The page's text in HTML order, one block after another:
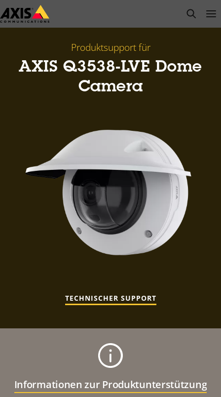
Zum
Hauptinhalt
open
Produktsupport für
AXIS Q3538-LVE Dome
Camera
TECHNISCHER SUPPORT
Informationen zur Produktunterstützung